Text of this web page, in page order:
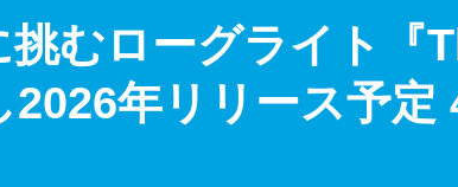
むローグライト『
年リリース予定